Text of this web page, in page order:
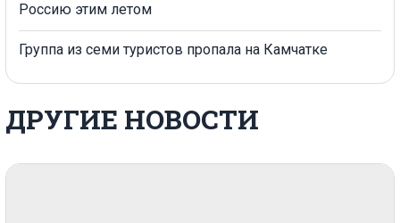
Россию этим летом
Группа из семи туристов пропала на Камчатке
ДРУГИЕ НОВОСТИ